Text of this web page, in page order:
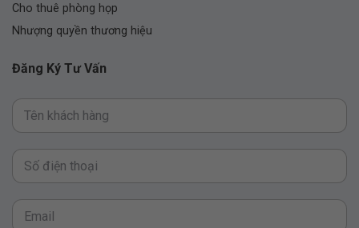
Cho thuê phòng họp
Nhượng quyền thương hiệu
Đăng Ký Tư Vấn